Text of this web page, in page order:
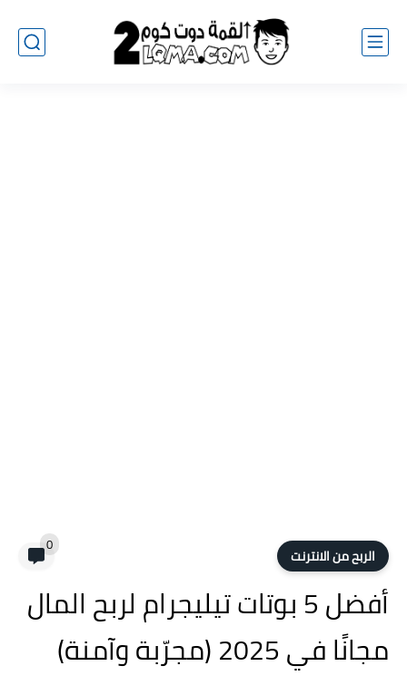
الربح من الانترنت 0
أفضل 5 بوتات تيليجرام لربح المال
مجانًا في 2025 (مجرّبة وآمنة)